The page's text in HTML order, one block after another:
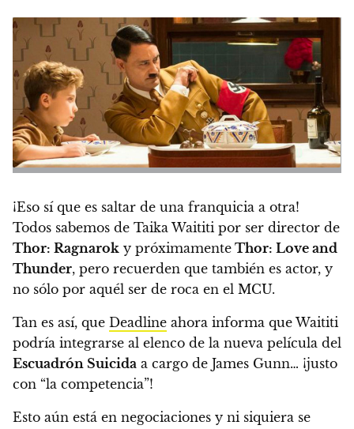
¡Eso sí que es saltar de una franquicia a otra!
Todos sabemos de Taika Waititi por ser director de
Thor: Ragnarok y próximamente Thor: Love and
Thunder, pero recuerden que también es actor, y
no sólo por aquél ser de roca en el MCU.
Tan es así, que Deadline ahora informa que Waititi
podría integrarse al elenco de la nueva película del
Escuadrón Suicida a cargo de James Gunn… ¡justo
con “la competencia”!
Esto aún está en negociaciones y ni siquiera se